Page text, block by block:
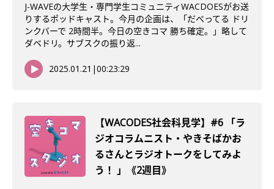
J-WAVEの大学生・専門学生コミュニティWACDOESがお送
りするポッドキャスト。今月の企画は、「だべってる ドリ
ンクバーで 2時間半。今日の空きコマ 勝ち確定。」略して
ダベドリ。サブスクの振り返...
2025.01.21 |00:23:29
【WACODES社会科見学】#6 「ラ
ジオコラムニスト・やきそばかお
るさんとラジオトークをしてみよ
う！ 」《2週目》